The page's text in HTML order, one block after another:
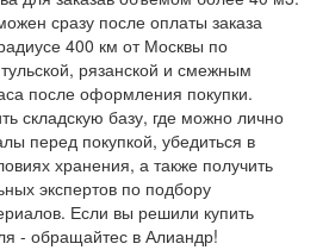
сразу после оплаты заказа
400 км от Москвы по
рязанской и смежным
после оформления покупки.
складскую базу, где можно лично
перед покупкой, убедиться в
хранения, а также получить
экспертов по подбору
Если вы решили купить
- обращайтес в Алиандр!